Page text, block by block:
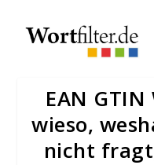
EAN
wieso,
nicht